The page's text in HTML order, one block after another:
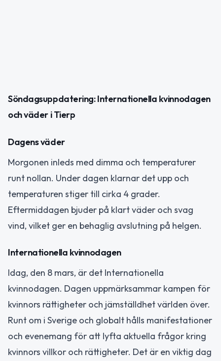
Söndagsuppdatering: Internationella kvinnodagen
och väder i Tierp
Dagens väder
Morgonen inleds med dimma och temperaturer
runt nollan. Under dagen klarnar det upp och
temperaturen stiger till cirka 4 grader.
Eftermiddagen bjuder på klart väder och svag
vind, vilket ger en behaglig avslutning på helgen.
Internationella kvinnodagen
Idag, den 8 mars, är det Internationella
kvinnodagen. Dagen uppmärksammar kampen för
kvinnors rättigheter och jämställdhet världen över.
Runt om i Sverige och globalt hålls manifestationer
och evenemang för att lyfta aktuella frågor kring
kvinnors villkor och rättigheter. Det är en viktig dag